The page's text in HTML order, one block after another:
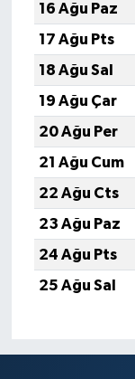
16 Ağu Paz
17 Ağu Pts
18 Ağu Sal
19 Ağu Çar
20 Ağu Per
21 Ağu Cum
22 Ağu Cts
23 Ağu Paz
24 Ağu Pts
25 Ağu Sal